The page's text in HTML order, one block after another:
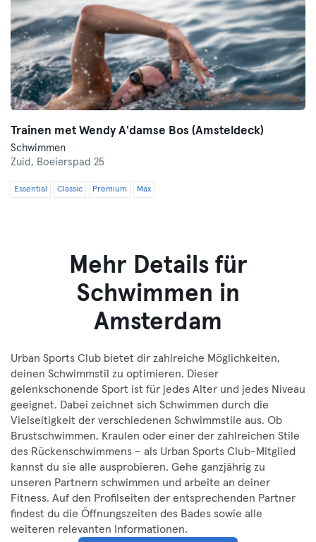
Trainen met Wendy A'damse Bos (Amsteldeck)
Schwimmen
Zuid, Boeierspad 25
Essential Classic Premium Max
Mehr Details für
Schwimmen in
Amsterdam
Urban Sports Club bietet dir zahlreiche Möglichkeiten,
deinen Schwimmstil zu optimieren. Dieser
gelenkschonende Sport ist für jedes Alter und jedes Niveau
geeignet. Dabei zeichnet sich Schwimmen durch die
Vielseitigkeit der verschiedenen Schwimmstile aus. Ob
Brustschwimmen, Kraulen oder einer der zahlreichen Stile
des Rückenschwimmens – als Urban Sports Club-Mitglied
kannst du sie alle ausprobieren. Gehe ganzjährig zu
unseren Partnern schwimmen und arbeite an deiner
Fitness. Auf den Profilseiten der entsprechenden Partner
findest du die Öffnungszeiten des Bades sowie alle
weiteren relevanten Informationen.